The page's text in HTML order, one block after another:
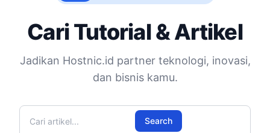
Cari Tutorial & Artikel
Jadikan Hostnic.id partner teknologi, inovasi,
dan bisnis kamu.
Cari artikel
Search